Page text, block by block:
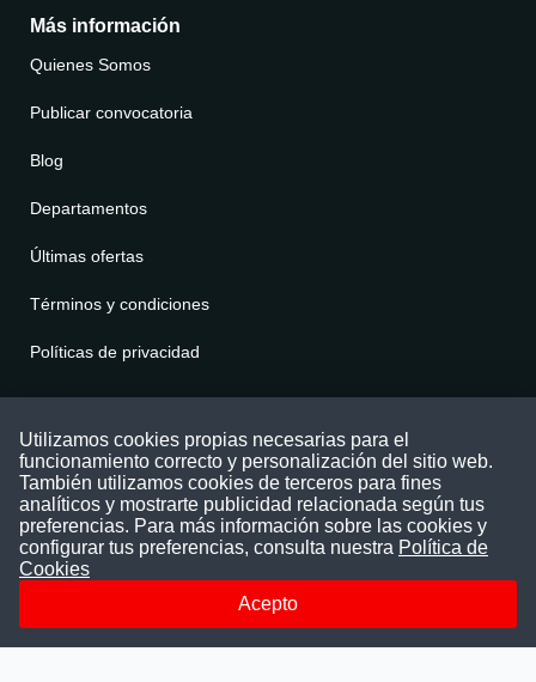
Más información
Quienes Somos
Publicar convocatoria
Blog
Departamentos
Últimas ofertas
Términos y condiciones
Políticas de privacidad
Puede comunicarse con nosotros a través
nuestras redes sociales o del correo:
contacto@convocatoriasdetrabajo.com
Siguenos en:
Utilizamos cookies propias necesarias para el
funcionamiento correcto y personalización del sitio web.
También utilizamos cookies de terceros para fines
analíticos y mostrarte publicidad relacionada según tus
preferencias. Para más información sobre las cookies y
configurar tus preferencias, consulta nuestra Política de
Cookies
Acepto